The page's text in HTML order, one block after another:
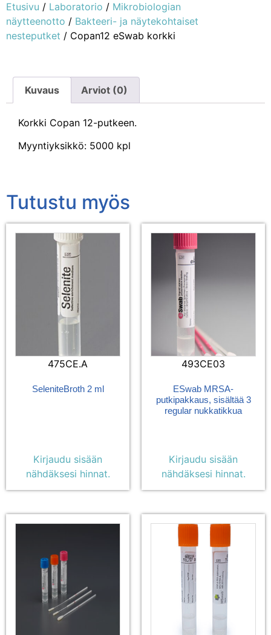
Etusivu / Laboratorio / Mikrobiologian
näytteenotto / Bakteeri- ja näytekohtaiset
nesteputket / Copan12 eSwab korkki
Kuvaus Arviot (0)
Korkki Copan 12-putkeen.
Myyntiyksikkö: 5000 kpl
Tutustu myös
475CE.A
SeleniteBroth 2 ml
Kirjaudu sisään
nähdäksesi hinnat.
493CE03
ESwab MRSA-
putkipakkaus, sisältää 3
regular nukkatikkua
Kirjaudu sisään
nähdäksesi hinnat.